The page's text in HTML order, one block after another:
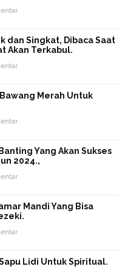
dan Singkat, Dibaca Saat
Akan Terkabul.
Merah Untuk
Yang Akan Sukses
2024.,
Mandi Yang Bisa
Lidi Untuk Spiritual.